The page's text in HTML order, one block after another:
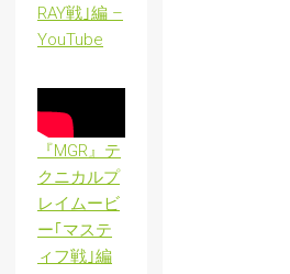
RAY戦｣編 –
YouTube
『MGR』テ
クニカルプ
レイムービ
ー｢マステ
ィフ戦｣編